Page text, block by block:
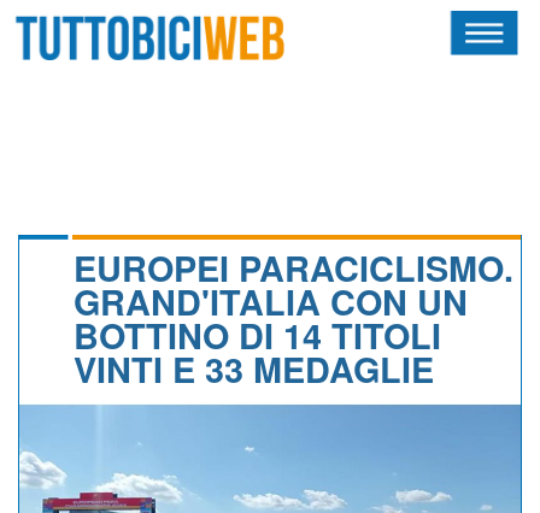
CALENDARIO
EUROPEI PARACICLISMO.
GRAND'ITALIA CON UN
BOTTINO DI 14 TITOLI
VINTI E 33 MEDAGLIE